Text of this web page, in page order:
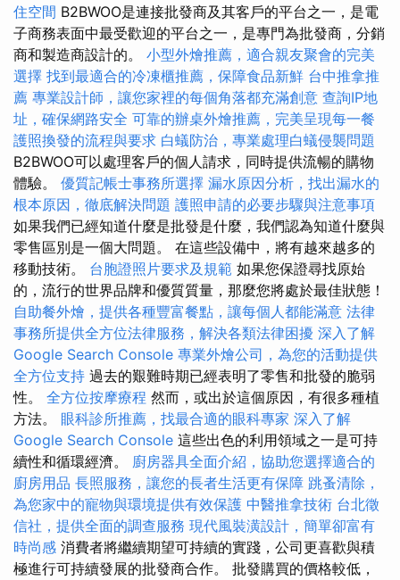
住空間 B2BWOO是連接批發商及其客戶的平台之一，是電
子商務表面中最受歡迎的平台之一，是專門為批發商，分銷
商和製造商設計的。 小型外燴推薦，適合親友聚會的完美
選擇 找到最適合的冷凍櫃推薦，保障食品新鮮 台中推拿推
薦 專業設計師，讓您家裡的每個角落都充滿創意 查詢IP地
址，確保網路安全 可靠的辦桌外燴推薦，完美呈現每一餐
護照換發的流程與要求 白蟻防治，專業處理白蟻侵襲問題
B2BWOO可以處理客戶的個人請求，同時提供流暢的購物
體驗。 優質記帳士事務所選擇 漏水原因分析，找出漏水的
根本原因，徹底解決問題 護照申請的必要步驟與注意事項
如果我們已經知道什麼是批發是什麼，我們認為知道什麼與
零售區別是一個大問題。 在這些設備中，將有越來越多的
移動技術。 台胞證照片要求及規範 如果您保證尋找原始
的，流行的世界品牌和優質質量，那麼您將處於最佳狀態！
自助餐外燴，提供各種豐富餐點，讓每個人都能滿意 法律
事務所提供全方位法律服務，解決各類法律困擾 深入了解
Google Search Console 專業外燴公司，為您的活動提供
全方位支持 過去的艱難時期已經表明了零售和批發的脆弱
性。 全方位按摩療程 然而，或出於這個原因，有很多種植
方法。 眼科診所推薦，找最合適的眼科專家 深入了解
Google Search Console 這些出色的利用領域之一是可持
續性和循環經濟。 廚房器具全面介紹，協助您選擇適合的
廚房用品 長照服務，讓您的長者生活更有保障 跳蚤清除，
為您家中的寵物與環境提供有效保護 中醫推拿技術 台北徵
信社，提供全面的調查服務 現代風裝潢設計，簡單卻富有
時尚感 消費者將繼續期望可持續的實踐，公司更喜歡與積
極進行可持續發展的批發商合作。 批發購買的價格較低，